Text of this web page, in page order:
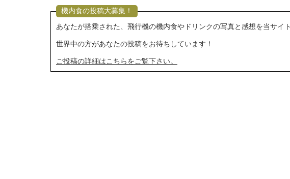
機内食の投稿大募集！
あなたが搭乗された、飛行機の機内食やドリンクの写真と感想を当サイ
世界中の方があなたの投稿をお待ちしています！
ご投稿の詳細はこちらをご覧下さい。